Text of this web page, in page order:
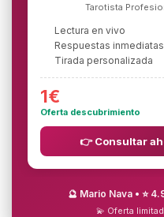
Tarotista
Lectura en vivo
Respuestas inmediatas
Tirada personalizada
1€
Oferta descubrimiento
👉 Consultar
🔮 Mario Nava • ⭐
💫 Oferta